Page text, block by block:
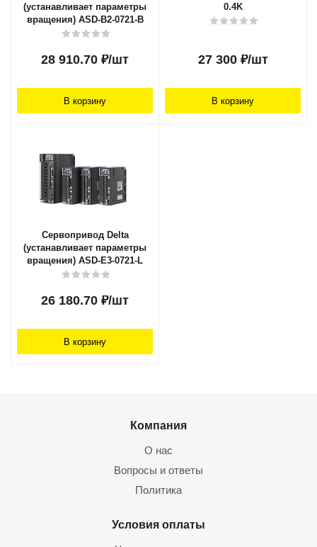
(устанавливает параметры
вращения) ASD-B2-0721-B
28 910.70 ₽/шт
В корзину
0.4K
27 300₽/шт
В корзину
Сервопривод Delta
(устанавливает параметры
вращения) ASD-E3-0721-L
26 180.70 ₽/шт
В корзину
Компания
О нас
Вопросы и ответы
Политика
Условия оплаты